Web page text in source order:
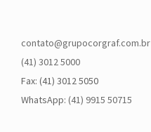
contato@grupocorgraf.com.br
(41) 3012 5000
Fax: (41) 3012 5050
WhatsApp: (41) 9915 50715